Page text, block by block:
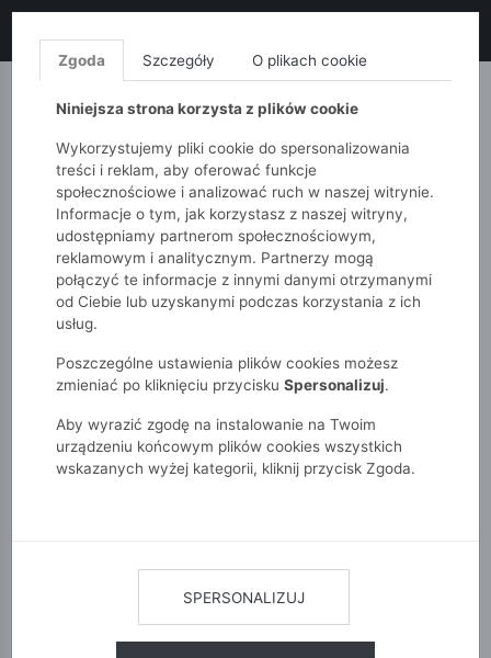
MONNARI QUIOSQUE
51015kids
Niemowlak
Różowa, rozpinana bluza dresowa dla niemowlaka - 5.10.15.
Zgoda Szczegóły O plikach cookie
Niniejsza strona korzysta z plików cookie
Wykorzystujemy pliki cookie do spersonalizowania
treści i reklam, aby oferować funkcje
społecznościowe i analizować ruch w naszej witrynie.
Informacje o tym, jak korzystasz z naszej witryny,
udostępniamy partnerom społecznościowym,
reklamowym i analitycznym. Partnerzy mogą
połączyć te informacje z innymi danymi otrzymanymi
od Ciebie lub uzyskanymi podczas korzystania z ich
usług.
Poszczególne ustawienia plików cookies możesz
zmieniać po kliknięciu przycisku Spersonalizuj.
Aby wyrazić zgodę na instalowanie na Twoim
urządzeniu końcowym plików cookies wszystkich
wskazanych wyżej kategorii, kliknij przycisk Zgoda.
SPERSONALIZUJ